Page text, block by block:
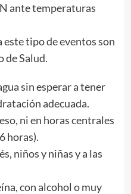
ante temperaturas
este tipo de eventos son
de Salud.
sin esperar a tener
adecuada.
ni en horas centrales
horas).
niños y niñas y a las
con alcohol o muy